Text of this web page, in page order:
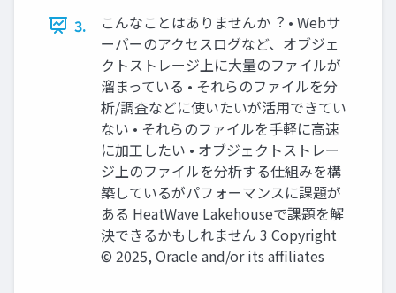
3.
こんなことはありませんか︖ • Webサ
ーバーのアクセスログなど、オブジェ
クトストレージ上に⼤量のファイルが
溜まっている • それらのファイルを分
析/調査などに使いたいが活⽤できてい
ない • それらのファイルを⼿軽に⾼速
に加⼯したい • オブジェクトストレー
ジ上のファイルを分析する仕組みを構
築しているがパフォーマンスに課題が
ある HeatWave Lakehouseで課題を解
決できるかもしれません 3 Copyright
© 2025, Oracle and/or its affiliates